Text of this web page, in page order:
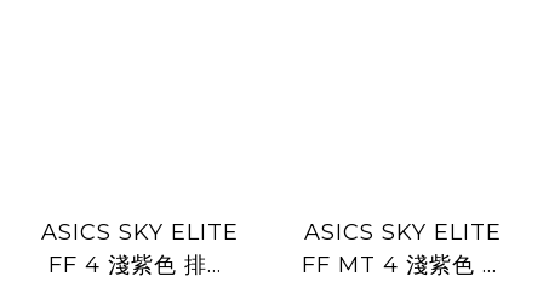
ASICS SKY ELITE
FF 4 淺紫色 排球
ASICS SKY ELITE
FF MT 4 淺紫色 排